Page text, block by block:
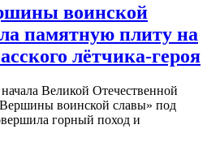
воинской
памятную плиту на
лётчика-героя
Великой Отечественной
воинской славы» под
горный поход и